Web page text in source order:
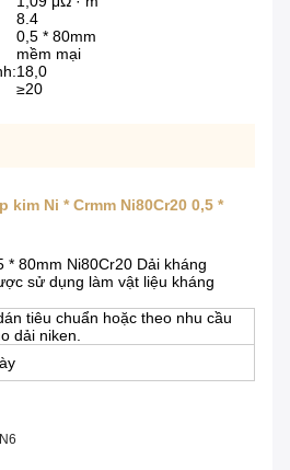
8.4
0,5 * 80mm
mềm mại
18,0
≥20
Ni * Crmm Ni80Cr20 0,5 *
* 80mm Ni80Cr20 Dải kháng
sử dụng làm vật liệu kháng
tiêu chuẩn hoặc theo nhu cầu
dải niken.